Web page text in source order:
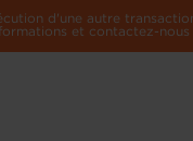
d'une autre
et contactez-